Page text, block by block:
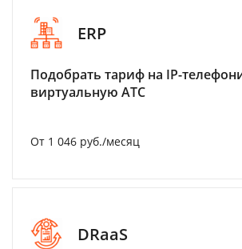
ERP
Подобрать тариф на IP-
виртуальную АТС
От 1 046 руб./месяц
DRaaS